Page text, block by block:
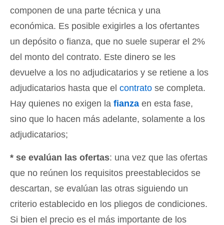
componen de una parte técnica y una
económica. Es posible exigirles a los ofertantes
un depósito o fianza, que no suele superar el 2%
del monto del contrato. Este dinero se les
devuelve a los no adjudicatarios y se retiene a los
adjudicatarios hasta que el contrato se completa.
Hay quienes no exigen la fianza en esta fase,
sino que lo hacen más adelante, solamente a los
adjudicatarios;
* se evalúan las ofertas: una vez que las ofertas
que no reúnen los requisitos preestablecidos se
descartan, se evalúan las otras siguiendo un
criterio establecido en los pliegos de condiciones.
Si bien el precio es el más importante de los